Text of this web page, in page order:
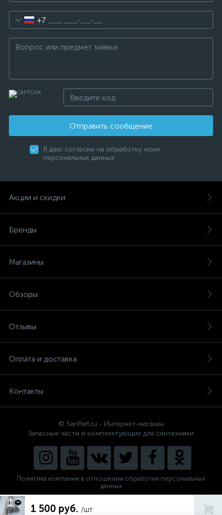
1 500 руб. /шт
+7
Отправить сообщение
Я даю согласие на обработку моих
персональных данных
Акции и скидки
Бренды
Магазины
Обзоры
Отзывы
Оплата и доставка
Контакты
© SanPart.ru - Интернет-магазин
Запасные части и комплектующие для сантехники
Политика компании в отношении обработки персональных
данных